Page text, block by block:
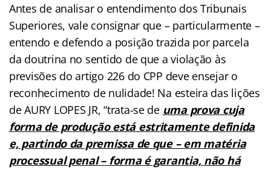
Antes de analisar o entendimento dos Tribunais
Superiores, vale consignar que – particularmente –
entendo e defendo a posição trazida por parcela
da doutrina no sentido de que a violação às
previsões do artigo 226 do CPP deve ensejar o
reconhecimento de nulidade! Na esteira das lições
de AURY LOPES JR, “trata-se de uma prova cuja
forma de produção está estritamente definida
e, partindo da premissa de que – em matéria
processual penal–forma é garantia, não há